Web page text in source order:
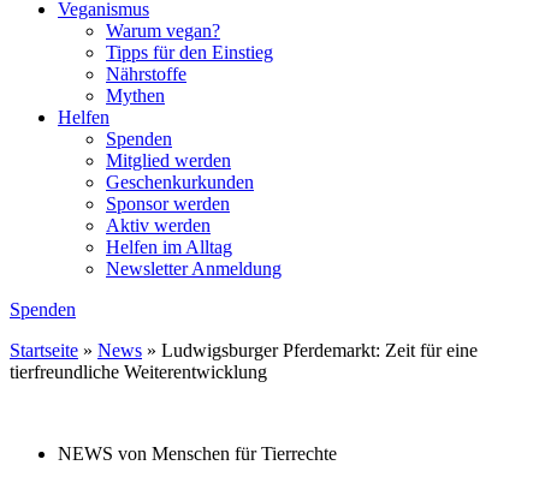
Veganismus
Warum vegan?
Tipps für den Einstieg
Nährstoffe
Mythen
Helfen
Spenden
Mitglied werden
Geschenkurkunden
Sponsor werden
Aktiv werden
Helfen im Alltag
Newsletter Anmeldung
Spenden
Startseite » News » Ludwigsburger Pferdemarkt: Zeit für eine
tierfreundliche Weiterentwicklung
NEWS von Menschen für Tierrechte